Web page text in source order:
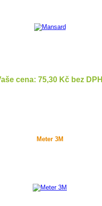
cena: 75,30 Kč bez DPH
Meter 3M